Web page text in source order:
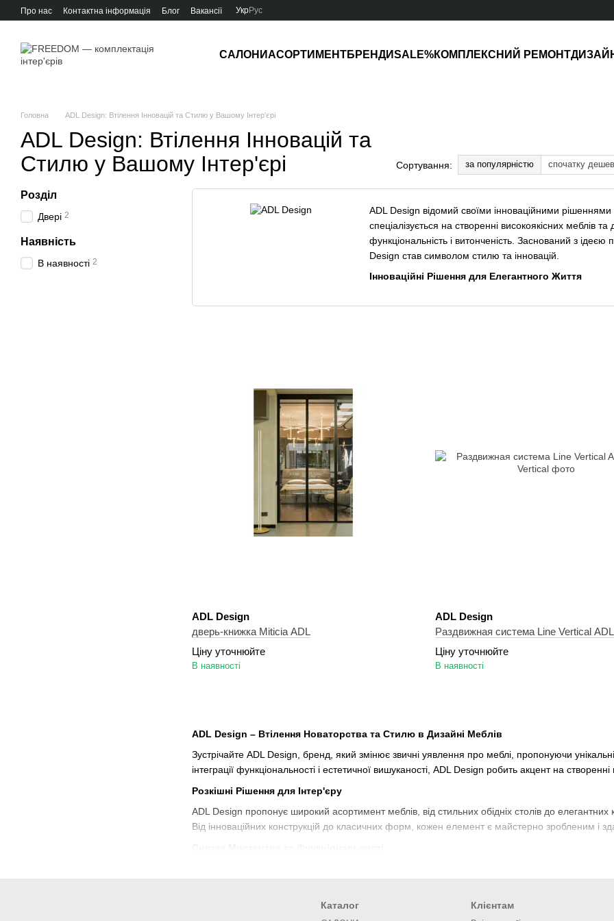
Перейти до основного контенту
Про нас Контактна інформація Блог Вакансії УкрРус
САЛОНИАСОРТИМЕНТБРЕНДИSALE%КОМПЛЕКСНИЙ РЕМОНТ
Головна ADL Design: Втілення Інновацій та Стилю у Вашому Інтер'єрі
ADL Design: Втілення Інновацій та
Стилю у Вашому Інтер'єрі
Сортування: за популярністю спочатку
ADL Design – Втілення Новаторства та Стилю в Дизайні Меблів
Зустрічайте ADL Design, бренд, який змінює звичні уявлення про меблі, пропонуючи
інтеграції функціональності і естетичної вишуканості, ADL Design робить акцент на
Розкішні Рішення для Інтер'єру
ADL Design пропонує широкий асортимент меблів, від стильних обідніх столів до елегантних
Від інноваційних конструкцій до класичних форм, кожен елемент є майстерно зробленим і
Екологічність та Тривала Вартість
ADL Design відомий своїми інноваційними рішеннями
спеціалізується на створенні високоякісних меблів
функціональність і витонченість. Заснований з
Design став символом стилю та інновацій.
Інноваційні Рішення для Елегантного Життя
передових технологій та високоякісних матеріалів, що
ADL Design
дверь-книжка Miticia ADL
Ціну уточнюйте
В наявності
ADL Design
Раздвижная система Line Vertical ADL
Ціну уточнюйте
В наявності
Розділ
Двері 2
Наявність
В наявності 2
Каталог Клієнтам